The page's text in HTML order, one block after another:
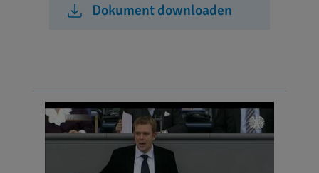
Dokument downloaden